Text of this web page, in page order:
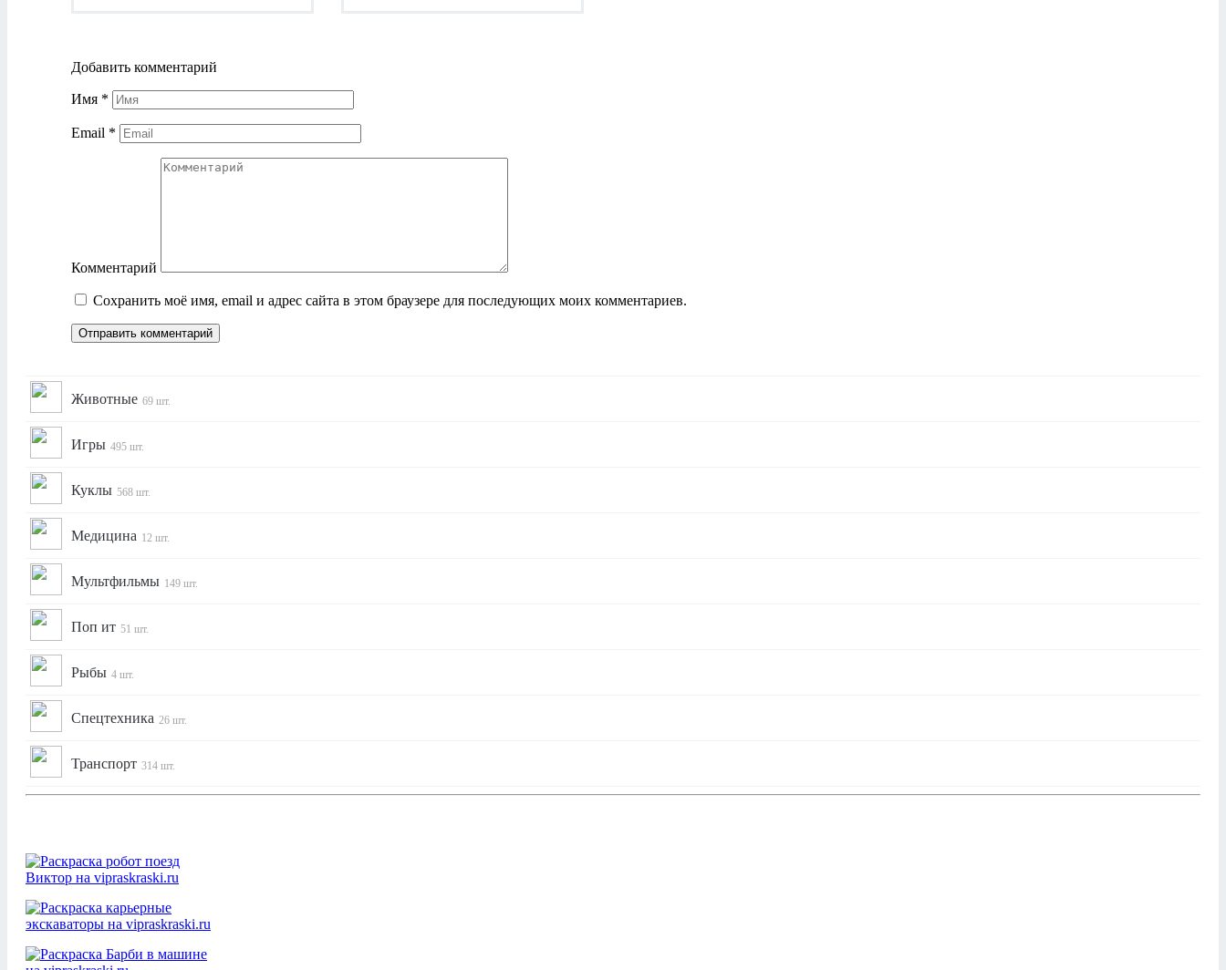
Добавить комментарий
Имя *
Email *
Комментарий
Сохранить моё имя, email и адрес сайта в этом браузере для последующих моих комментариев.
Животные 69 шт.
Игры 495 шт.
Куклы 568 шт.
Медицина 12 шт.
Мультфильмы 149 шт.
Поп ит 51 шт.
Рыбы 4 шт.
Спецтехника 26 шт.
Транспорт 314 шт.